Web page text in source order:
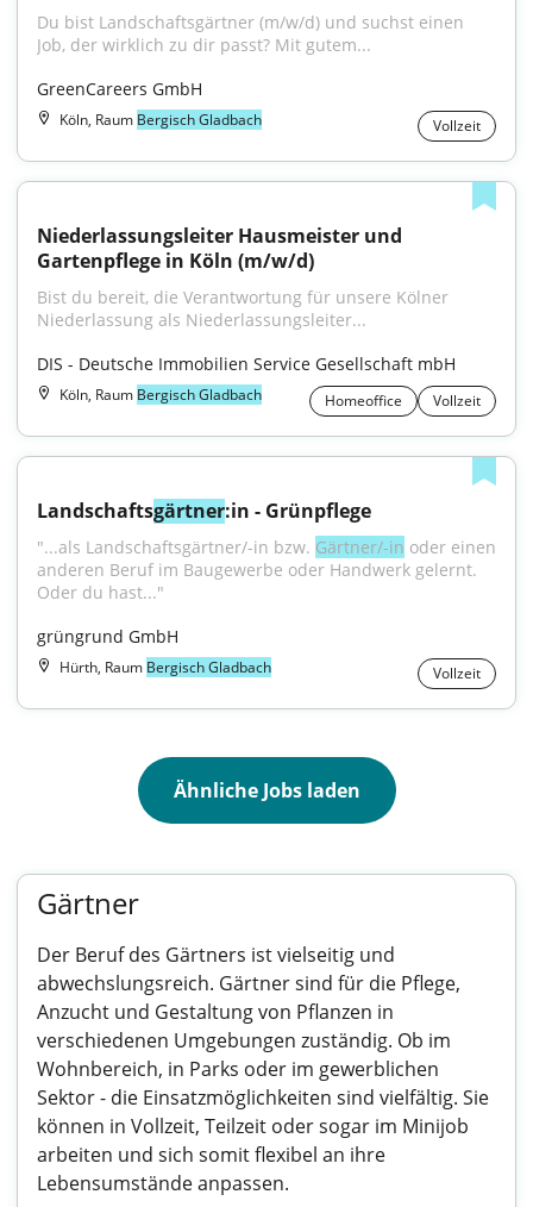
Du bist Landschaftsgärtner (m/w/d) und suchst einen
Job, der wirklich zu dir passt? Mit gutem...
GreenCareers GmbH
Köln, Raum Bergisch Gladbach Vollzeit
Niederlassungsleiter Hausmeister und
Gartenpflege in Köln (m/w/d)
Bist du bereit, die Verantwortung für unsere Kölner
Niederlassung als Niederlassungsleiter...
DIS - Deutsche Immobilien Service Gesellschaft mbH
Köln, Raum Bergisch Gladbach Homeoffice Vollzeit
Landschaftsgärtner:in - Grünpflege
"...als Landschaftsgärtner/-in bzw. Gärtner/-in oder einen
anderen Beruf im Baugewerbe oder Handwerk gelernt.
Oder du hast..."
grüngrund GmbH
Hürth, Raum Bergisch Gladbach Vollzeit
Ähnliche Jobs laden
Gärtner
Der Beruf des Gärtners ist vielseitig und
abwechslungsreich. Gärtner sind für die Pflege,
Anzucht und Gestaltung von Pflanzen in
verschiedenen Umgebungen zuständig. Ob im
Wohnbereich, in Parks oder im gewerblichen
Sektor - die Einsatzmöglichkeiten sind vielfältig. Sie
können in Vollzeit, Teilzeit oder sogar im Minijob
arbeiten und sich somit flexibel an ihre
Lebensumstände anpassen.